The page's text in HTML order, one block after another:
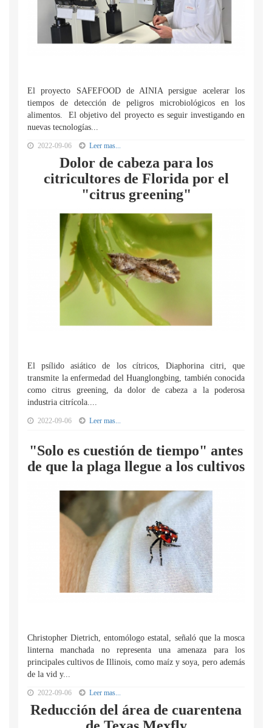
El proyecto SAFEFOOD de AINIA persigue acelerar los
tiempos de detección de peligros microbiológicos en los
alimentos. El objetivo del proyecto es seguir investigando en
nuevas tecnologías...
2022-09-06 Leer mas...
Dolor de cabeza para los
citricultores de Florida por el
"citrus greening"
El psílido asiático de los cítricos, Diaphorina citri, que
transmite la enfermedad del Huanglongbing, también conocida
como citrus greening, da dolor de cabeza a la poderosa
industria citrícola....
2022-09-06 Leer mas...
"Solo es cuestión de tiempo" antes
de que la plaga llegue a los cultivos
Christopher Dietrich, entomólogo estatal, señaló que la mosca
linterna manchada no representa una amenaza para los
principales cultivos de Illinois, como maíz y soya, pero además
de la vid y...
2022-09-06 Leer mas...
Reducción del área de cuarentena